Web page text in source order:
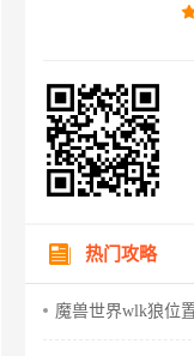
热门攻略
魔兽世界wlk狼位